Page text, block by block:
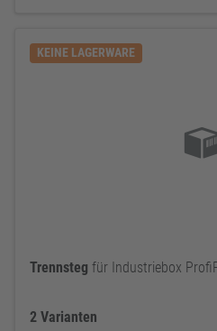
KEINE LAGERWARE
Trennsteg für Industriebox
2 Varianten